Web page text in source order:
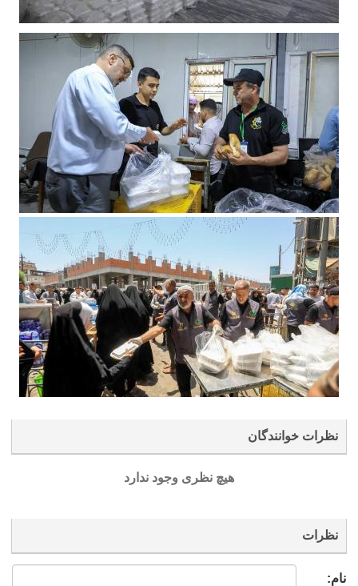
نظرات خوانندگان
هیچ نظری وجود ندارد
نظرات
نام: